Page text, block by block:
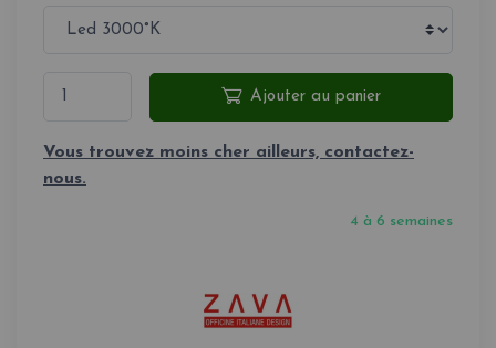
Ajouter au panier
Vous trouvez moins cher ailleurs, contactez-
nous.
4 à 6 semaines